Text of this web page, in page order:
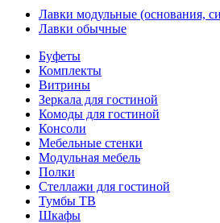
Лавки модульные (основания,
Лавки обычные
Буфеты
Комплекты
Витрины
Зеркала для гостиной
Комоды для гостиной
Консоли
Мебельные стенки
Модульная мебель
Полки
Стеллажи для гостиной
Тумбы ТВ
Шкафы